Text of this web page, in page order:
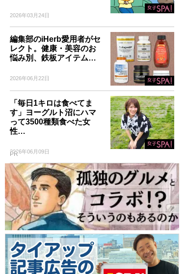
2026年03月24日
編集部のiHerb愛用者がセ
レクト。健康・美容のお
悩み別、鉄板アイテム…
2026年06月22日
「毎日1キロは食べてま
す」ヨーグルト沼にハマ
って3500種類食べた女
性…
2026年06月09日
PR